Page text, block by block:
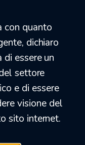
con quanto
dichiaro
essere un
settore
e di essere
visione del
sito internet.